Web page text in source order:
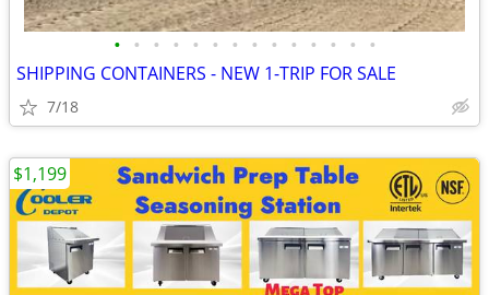
• • • • • • • • • • • • • •
SHIPPING CONTAINERS - NEW 1-TRIP FOR SALE
7/18
$1,199